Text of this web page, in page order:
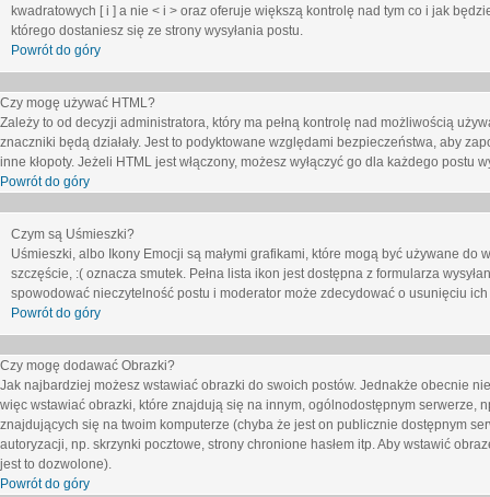
kwadratowych [ i ] a nie < i > oraz oferuje większą kontrolę nad tym co i jak
którego dostaniesz się ze strony wysyłania postu.
Powrót do góry
Czy mogę używać HTML?
Zależy to od decyzji administratora, który ma pełną kontrolę nad możliwością
znaczniki będą działały. Jest to podyktowane względami bezpieczeństwa, aby
inne kłopoty. Jeżeli HTML jest włączony, możesz wyłączyć go dla każdego
Powrót do góry
Czym są Uśmieszki?
Uśmieszki, albo Ikony Emocji są małymi grafikami, które mogą być używane
szczęście, :( oznacza smutek. Pełna lista ikon jest dostępna z formularza
spowodować nieczytelność postu i moderator może zdecydować o usunięciu ich
Powrót do góry
Czy mogę dodawać Obrazki?
Jak najbardziej możesz wstawiać obrazki do swoich postów. Jednakże obecnie
więc wstawiać obrazki, które znajdują się na innym, ogólnodostępnym serwerze,
znajdujących się na twoim komputerze (chyba że jest on publicznie dostępnym
autoryzacji, np. skrzynki pocztowe, strony chronione hasłem itp. Aby wstawić
jest to dozwolone).
Powrót do góry